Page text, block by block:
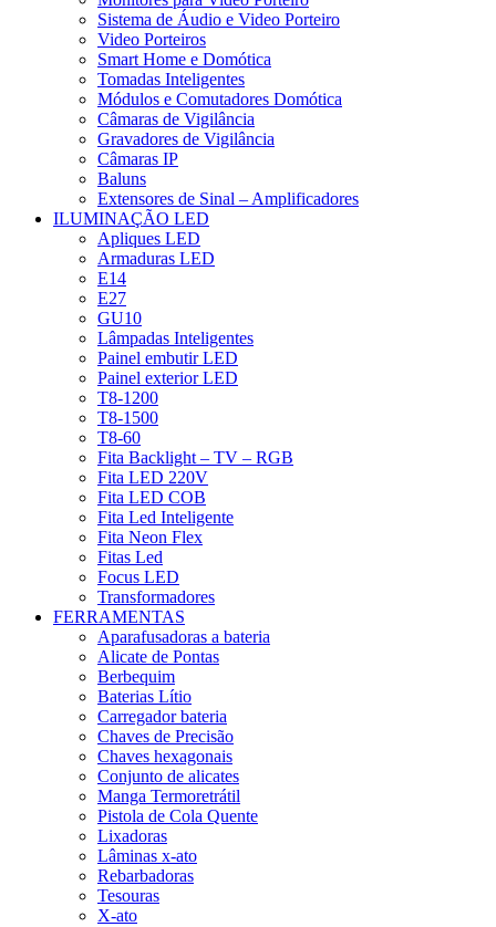
Sistema de Áudio e Video Porteiro
Video Porteiros
Smart Home e Domótica
Tomadas Inteligentes
Módulos e Comutadores Domótica
Câmaras de Vigilância
Gravadores de Vigilância
Câmaras IP
Baluns
Extensores de Sinal – Amplificadores
ILUMINAÇÃO LED
Apliques LED
Armaduras LED
E14
E27
GU10
Lâmpadas Inteligentes
Painel embutir LED
Painel exterior LED
T8-1200
T8-1500
T8-60
Fita Backlight – TV – RGB
Fita LED 220V
Fita LED COB
Fita Led Inteligente
Fita Neon Flex
Fitas Led
Focus LED
Transformadores
FERRAMENTAS
Aparafusadoras a bateria
Alicate de Pontas
Berbequim
Baterias Lítio
Carregador bateria
Chaves de Precisão
Chaves hexagonais
Conjunto de alicates
Manga Termoretrátil
Pistola de Cola Quente
Lixadoras
Lâminas x-ato
Rebarbadoras
Tesouras
X-ato